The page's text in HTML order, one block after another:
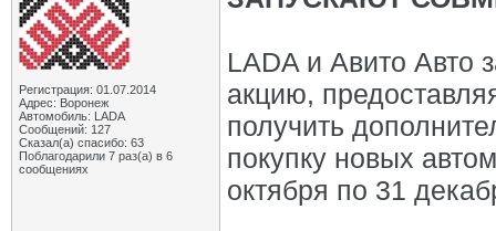
Регистрация: 01.07.2014
Адрес: Воронеж
Автомобиль: LADA
Сообщений: 127
Сказал(а) спасибо: 63
Поблагодарили 7 раз(а) в 6
сообщениях
LADA и Авито Авто
акцию,
получить
покупку новых
октября по 31